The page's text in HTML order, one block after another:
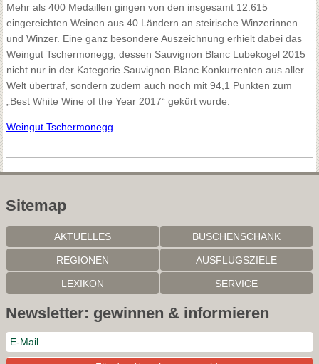
Mehr als 400 Medaillen gingen von den insgesamt 12.615
eingereichten Weinen aus 40 Ländern an steirische Winzerinnen
und Winzer. Eine ganz besondere Auszeichnung erhielt dabei das
Weingut Tschermonegg, dessen Sauvignon Blanc Lubekogel 2015
nicht nur in der Kategorie Sauvignon Blanc Konkurrenten aus aller
Welt übertraf, sondern zudem auch noch mit 94,1 Punkten zum
„Best White Wine of the Year 2017“ gekürt wurde.
Weingut Tschermonegg
Sitemap
AKTUELLES BUSCHENSCHANK
REGIONEN AUSFLUGSZIELE
LEXIKON SERVICE
Newsletter: gewinnen & informieren